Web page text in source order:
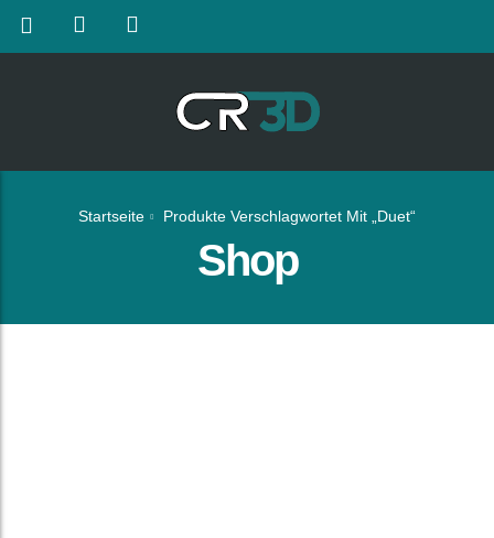
Startseite Produkte Verschlagwortet Mit „Duet“
Shop